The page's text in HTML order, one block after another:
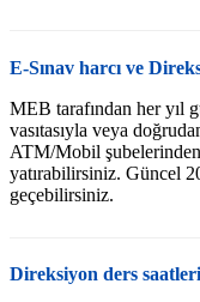
E-Sınav harcı ve
MEB tarafından her yıl
vasıtasıyla veya
ATM/Mobil
yatırabilirsiniz. Güncel
geçebilirsiniz.
Direksiyon ders